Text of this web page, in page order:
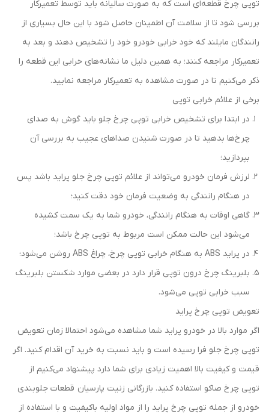
توپی چرخ قطعه‌ای است که به صورت سالیانه باید توسط تعمیرکار
بررسی شود تا از سلامت آن اطمینان حاصل شود با این حال بسیاری از
رانندگان مایلند که خود خرابی خودرو خود را تشخیص دهند و بعد به
تعمیرکار مراجعه کنند؛ به همین دلیل ما نشانه‌های خرابی این قطعه را
ذکر می‌کنیم تا در صورت مشاهده به تعمیرکار مراجعه نمایید.
برخی از علائم خرابی توپی
در ابتدا برای تشخیص خرابی توپی چرخ جلو باید گوش به صدای
چرخ‌ها بدهید تا در صورت شنیدن صداهای عجیب به بررسی آن
بپردازید؛
لرزش فرمان خودرو می‌تواند از علائم توپی چرخ جلو پراید باشد پس
در هنگام رانندگی به وضعیت فرمان خود دقت کنید؛
گاهی اوقات به هنگام رانندگی، خودرو شما به یک سمت کشیده
می‌شود این حالت ممکن است مربوط به توپی چرخ باشد؛
در پراید ABS به هنگام خرابی توپی چرخ، چراغ ABS روشن می‌شود؛
بلبرینگ چرخ درون توپی قرار دارد در بعضی موارد شکستن بلبرینگ
سبب خرابی توپی می‌شود.
تعویض توپی چرخ پراید
اگر موارد بالا در خودرو پراید شما مشاهده می‌شود احتمالا زمان تعویض
توپی چرخ جلو فرا رسیده است و باید نسبت به خرید آن اقدام کنید. اگر
قیمت و کیفیت بالا اهمیت زیادی برای شما دارد پیشنهاد می‌کنیم از
توپی چرخ صاکو استفاده کنید. بازرگانی زنیت پارسیان قطعات جلوبندی
خودرو از جمله توپی چرخ پراید را از مواد اولیه باکیفیت و با استفاده از